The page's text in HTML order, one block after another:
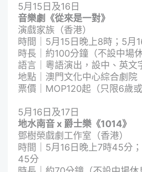
5月15日及16日
音樂劇《從來是一對》
演戲家族（香港）
時間｜5月15日晚上8時；5月
時長｜約100分鐘（不設中場休
語言｜粵語演出，設中、英文
地點｜澳門文化中心綜合劇院
票價｜MOP120起（只限6歲或
5月16日及17日
地水南音 x 爵士樂《1014》
鄧樹榮戲劇工作室（香港）
時間｜5月16日晚上7時45分
45分